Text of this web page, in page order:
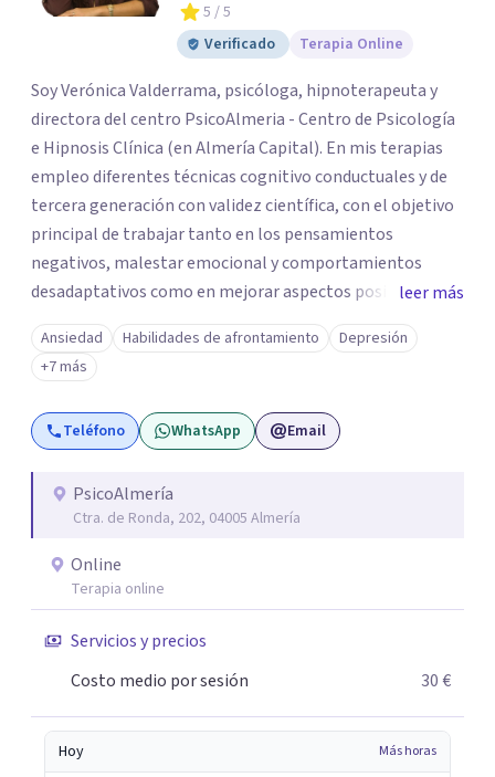
5 / 5
Verificado
Terapia Online
Soy Verónica Valderrama, psicóloga, hipnoterapeuta y
directora del centro PsicoAlmeria - Centro de Psicología
e Hipnosis Clínica (en Almería Capital). En mis terapias
empleo diferentes técnicas cognitivo conductuales y de
tercera generación con validez científica, con el objetivo
principal de trabajar tanto en los pensamientos
negativos, malestar emocional y comportamientos
desadaptativos como en mejorar aspectos positivos,
habilidades y desarrollo personal. ¡Tus objetivos son los
míos y juntos los alcanzaremos!. Mi objetivo principal es
que consigas el bienestar y equilibrio que buscas, siendo
consciente de que cada persona es diferente y por ello
inicialmente realizaremos una adecuada evaluación para
personalizado. Utilizo diferentes técnicas psicológicas
aunque mi especialidad es la hipnosis clínica, como
eficacia, reduciendo el tiempo de tratamiento y
consiguiendo cambios positivos desde la primera sesión.
¿Tienes dudas de cómo enfocaré tu problema o situación?
momento de dar el paso a una nueva etapa en tu vida.
leer más
Ansiedad Habilidades de afrontamiento
Depresión
+7 más
Teléfono WhatsApp Email
PsicoAlmería
Ctra. de Ronda, 202, 04005 Almería
Online
Terapia online
Servicios y precios
Costo medio por sesión
30 €
Hoy Más horas